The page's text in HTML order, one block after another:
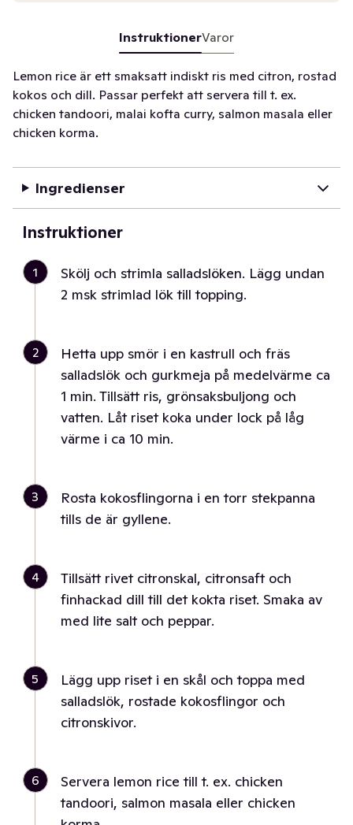
InstruktionerVaror
Lemon rice är ett smaksatt indiskt ris med citron, rostad
kokos och dill. Passar perfekt att servera till t. ex.
chicken tandoori, malai kofta curry, salmon masala eller
chicken korma.
Ingredienser
Instruktioner
1
Skölj och strimla salladslöken. Lägg undan
2 msk strimlad lök till topping.
2
Hetta upp smör i en kastrull och fräs
salladslök och gurkmeja på medelvärme ca
1 min. Tillsätt ris, grönsaksbuljong och
vatten. Låt riset koka under lock på låg
värme i ca 10 min.
3
Rosta kokosflingorna i en torr stekpanna
tills de är gyllene.
4
Tillsätt rivet citronskal, citronsaft och
finhackad dill till det kokta riset. Smaka av
med lite salt och peppar.
5
Lägg upp riset i en skål och toppa med
salladslök, rostade kokosflingor och
citronskivor.
6
Servera lemon rice till t. ex. chicken
tandoori, salmon masala eller chicken